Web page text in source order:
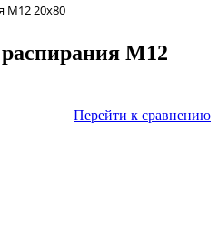
М12 20х80
распирания М12
Перейти к сравнению